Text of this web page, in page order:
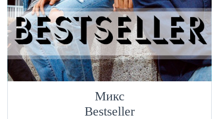
Микс
Bestseller